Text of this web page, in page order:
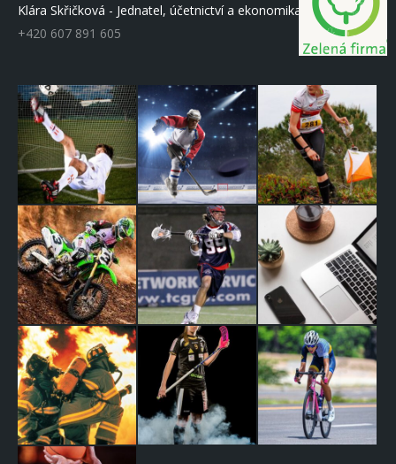
Klára Skřičková - Jednatel, účetnictví a ekonomika
+420 607 891 605